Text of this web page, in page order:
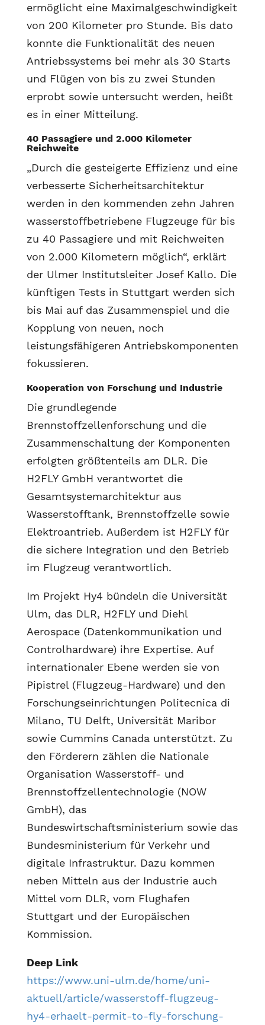
ermöglicht eine Maximalgeschwindigkeit
von 200 Kilometer pro Stunde. Bis dato
konnte die Funktionalität des neuen
Antriebssystems bei mehr als 30 Starts
und Flügen von bis zu zwei Stunden
erprobt sowie untersucht werden, heißt
es in einer Mitteilung.
40 Passagiere und 2.000 Kilometer
Reichweite
„Durch die gesteigerte Effizienz und eine
verbesserte Sicherheitsarchitektur
werden in den kommenden zehn Jahren
wasserstoffbetriebene Flugzeuge für bis
zu 40 Passagiere und mit Reichweiten
von 2.000 Kilometern möglich“, erklärt
der Ulmer Institutsleiter Josef Kallo. Die
künftigen Tests in Stuttgart werden sich
bis Mai auf das Zusammenspiel und die
Kopplung von neuen, noch
leistungsfähigeren Antriebskomponenten
fokussieren.
Kooperation von Forschung und Industrie
Die grundlegende
Brennstoffzellenforschung und die
Zusammenschaltung der Komponenten
erfolgten größtenteils am DLR. Die
H2FLY GmbH verantwortet die
Gesamtsystemarchitektur aus
Wasserstofftank, Brennstoffzelle sowie
Elektroantrieb. Außerdem ist H2FLY für
die sichere Integration und den Betrieb
im Flugzeug verantwortlich.
Im Projekt Hy4 bündeln die Universität
Ulm, das DLR, H2FLY und Diehl
Aerospace (Datenkommunikation und
Controlhardware) ihre Expertise. Auf
internationaler Ebene werden sie von
Pipistrel (Flugzeug-Hardware) und den
Forschungseinrichtungen Politecnica di
Milano, TU Delft, Universität Maribor
sowie Cummins Canada unterstützt. Zu
den Förderern zählen die Nationale
Organisation Wasserstoff- und
Brennstoffzellentechnologie (NOW
GmbH), das
Bundeswirtschaftsministerium sowie das
Bundesministerium für Verkehr und
digitale Infrastruktur. Dazu kommen
neben Mitteln aus der Industrie auch
Mittel vom DLR, vom Flughafen
Stuttgart und der Europäischen
Kommission.
Deep Link
https://www.uni-ulm.de/home/uni-
aktuell/article/wasserstoff-flugzeug-
hy4-erhaelt-permit-to-fly-forschung-